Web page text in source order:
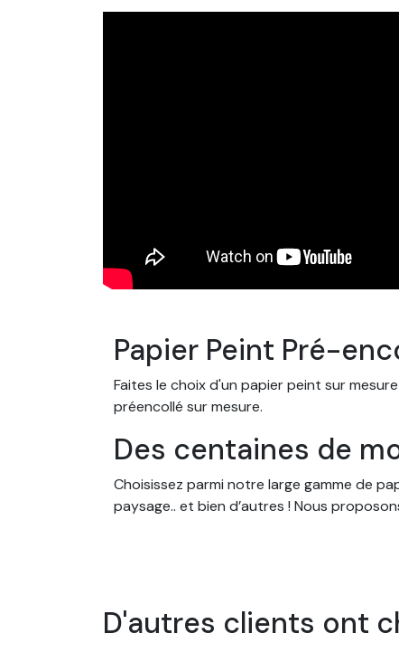
Papier Peint Pré-
Faites le choix d'un papier peint sur
préencollé sur mesure.
Des centaines de
Choisissez parmi notre large gamme de
paysage.. et bien d’autres ! Nous
dans une chambre d’enfant, un salon ou
Des papiers peints
mesure, en fonction des dimensions de
D'autres clients ont